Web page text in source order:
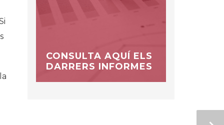
CONSULTA AQUÍ ELS
DARRERS INFORMES